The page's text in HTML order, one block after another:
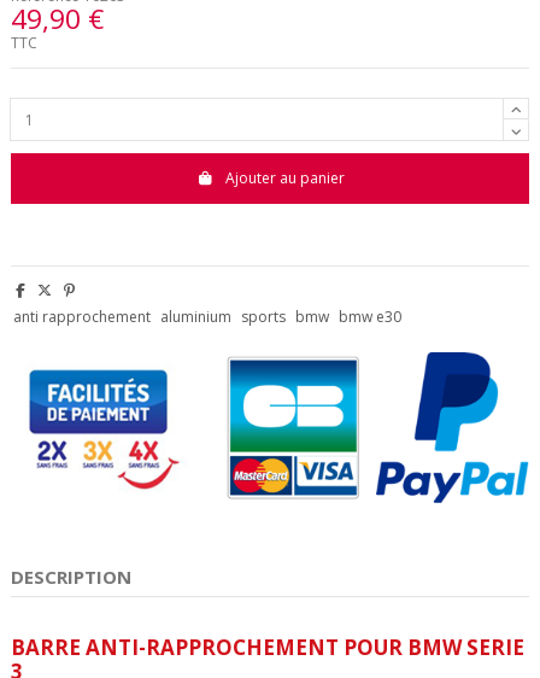
49,90 €
TTC
Ajouter au panier
anti rapprochement aluminium sports bmw bmw e30
DESCRIPTION
BARRE ANTI-RAPPROCHEMENT POUR BMW SERIE
3